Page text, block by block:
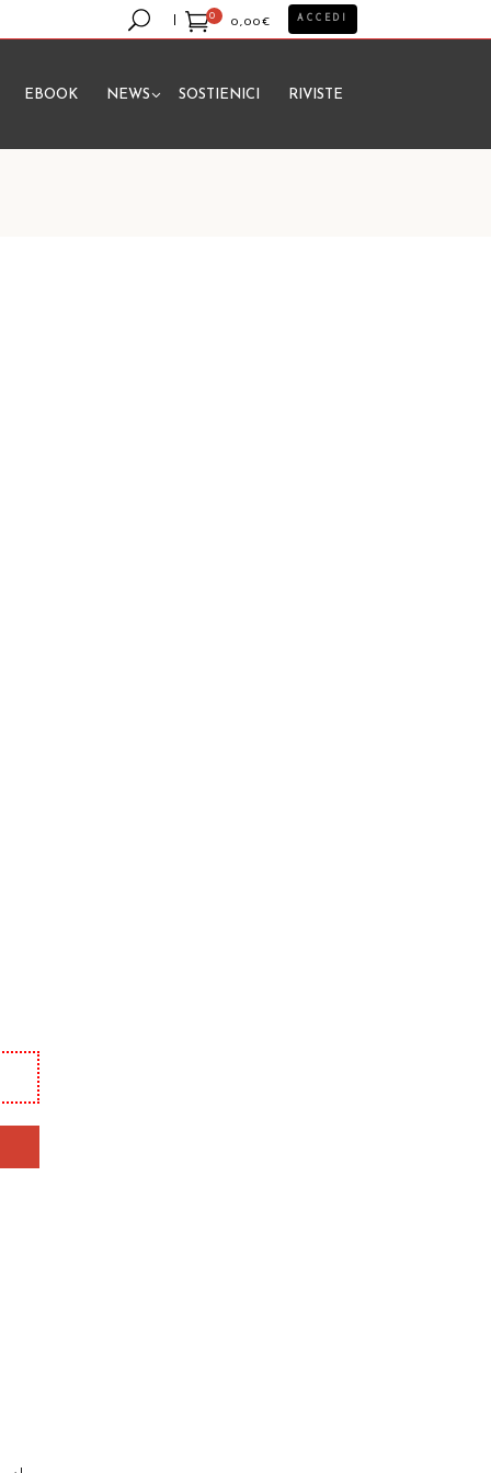
0
0,00€
prodotto nel carrello.
ACCEDI
EBOOK NEWS SOSTIENICI RIVISTE